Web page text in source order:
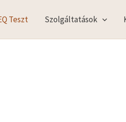
Teszt Szolgáltatások